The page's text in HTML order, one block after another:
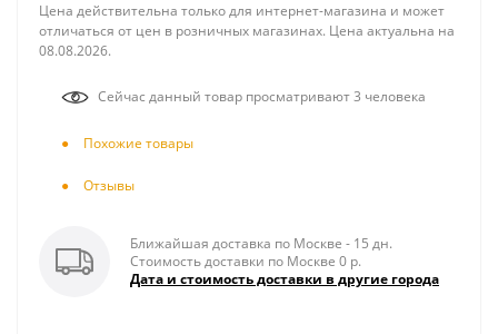
Цена действительна только для интернет-магазина и может
отличаться от цен в розничных магазинах. Цена актуальна на
08.08.2026.
Сейчас данный товар просматривают 3 человека
Похожие товары
Отзывы
Ближайшая доставка по Москве - 15 дн.
Стоимость доставки по Москве 0 р.
Дата и стоимость доставки в другие города